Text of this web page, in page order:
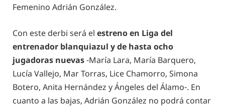
Femenino Adrián González.
Con este derbi será el estreno en Liga del
entrenador blanquiazul y de hasta ocho
jugadoras nuevas-María Lara, María Barquero,
Lucía Vallejo, Mar Torras, Lice Chamorro, Simona
Botero, Anita Hernández y Ángeles del Álamo-. En
cuanto a las bajas, Adrián González no podrá contar